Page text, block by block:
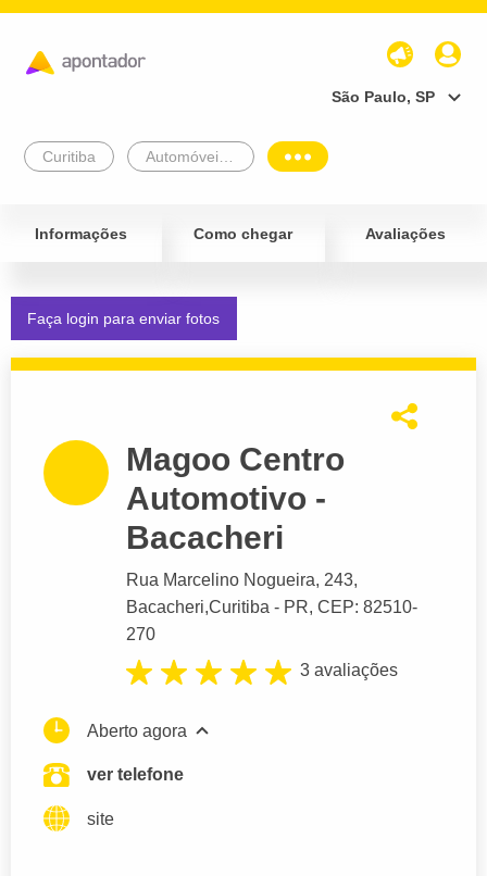
São Paulo, SP
Curitiba
Informações Como chegar Avaliações
Faça login para enviar fotos
Magoo Centro
Automotivo -
Bacacheri
Rua Marcelino Nogueira, 243,
Bacacheri,Curitiba - PR, CEP: 82510-
270
3 avaliações
Aberto agora
ver telefone
site